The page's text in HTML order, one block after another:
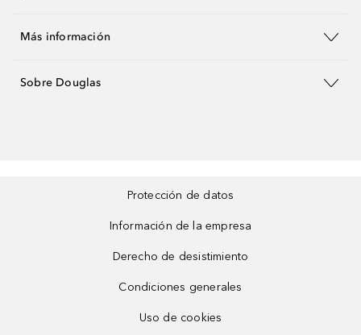
Más información
Sobre Douglas
Protección de datos
Información de la empresa
Derecho de desistimiento
Condiciones generales
Uso de cookies